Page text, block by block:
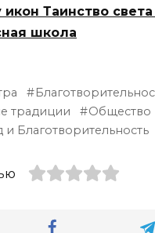
икон Таинство
школа
традиции
Общество
Благотворительность